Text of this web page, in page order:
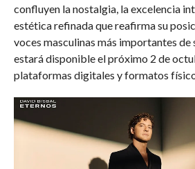
confluyen la nostalgia, la excelencia
estética refinada que reafirma su
voces masculinas más importantes de
estará disponible el próximo 2 de
plataformas digitales y formatos